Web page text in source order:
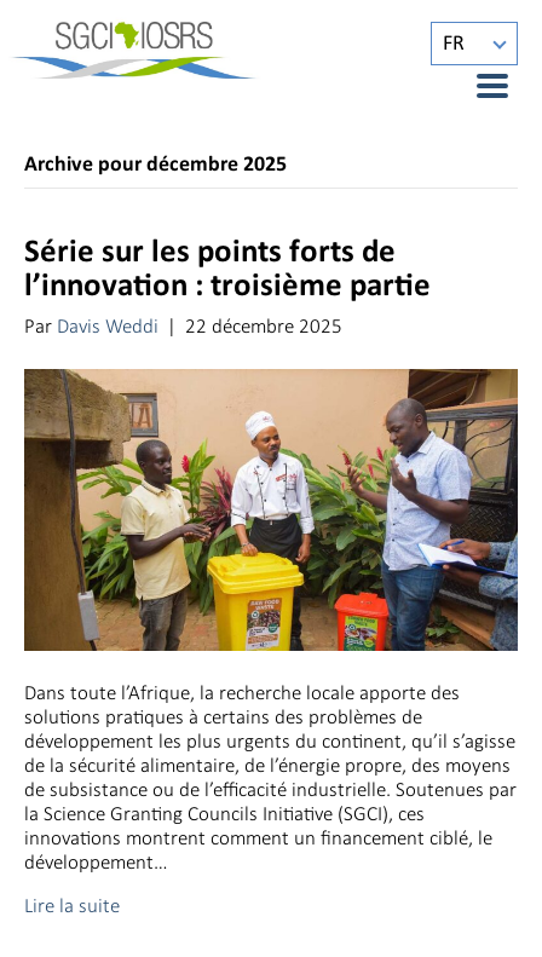
FR
Archive pour décembre 2025
Série sur les points forts de
l’innovation : troisième partie
Par Davis Weddi | 22 décembre 2025
Dans toute l’Afrique, la recherche locale apporte des
solutions pratiques à certains des problèmes de
développement les plus urgents du continent, qu’il s’agisse
de la sécurité alimentaire, de l’énergie propre, des moyens
de subsistance ou de l’efficacité industrielle. Soutenues par
la Science Granting Councils Initiative (SGCI), ces
innovations montrent comment un financement ciblé, le
développement…
Lire la suite